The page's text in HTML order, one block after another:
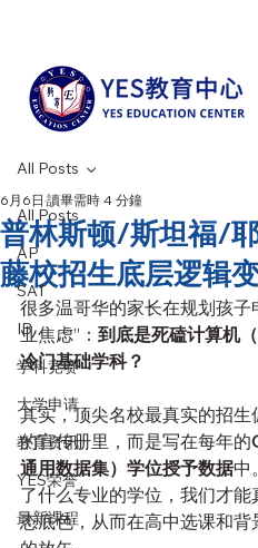
All Posts
AP
SAT
IB
学科竞赛
大学申请
教育资讯
YES荣誉
最新课程
All Posts
普林斯顿/斯坦福/
藤校招生底层逻辑
6月6日 讀畢需時 4 分鐘
很多温哥华的家长在规划孩
业焦虑”： 到底是死磕计算机
冷门基础学科？
其实，顶尖名校最真实的招
的宣传册里，而是写在每年的
通用数据集）学位授予数据中
了什么专业的学位，我们才
态底色，从而在高中选课和